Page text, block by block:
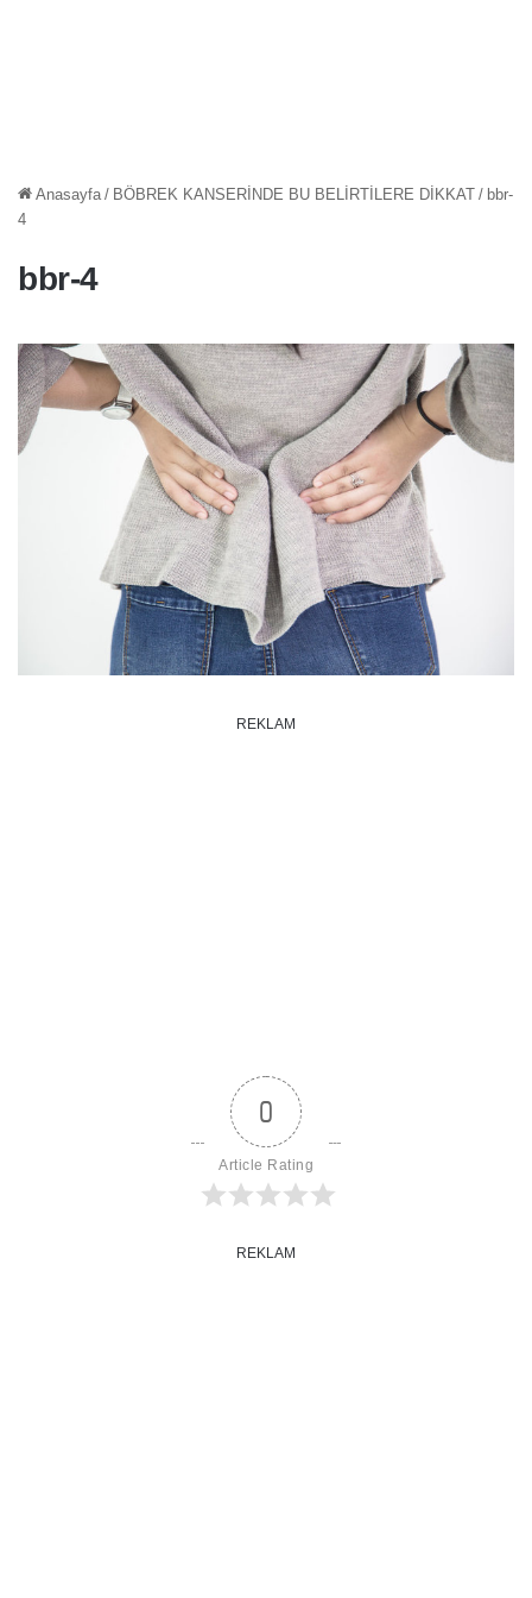
Anasayfa / BÖBREK KANSERİNDE BU BELİRTİLERE DİKKAT / bbr-
4
bbr-4
REKLAM
0
Article Rating
REKLAM